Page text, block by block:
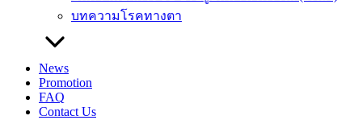
บทความโรคทางตา
News
Promotion
FAQ
Contact Us